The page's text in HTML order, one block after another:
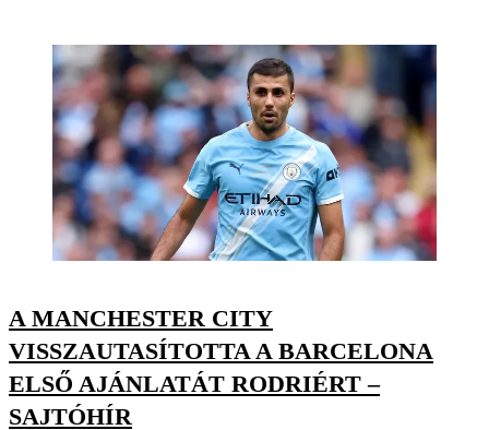
A MANCHESTER CITY
VISSZAUTASÍTOTTA A BARCELONA
ELSŐ AJÁNLATÁT RODRIÉRT –
SAJTÓHÍR